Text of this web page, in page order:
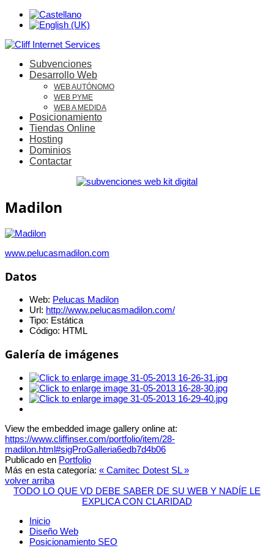
Subvenciones
Desarrollo Web
WEB AUTÓNOMO
WEB PYME
WEB A MEDIDA
Posicionamiento
Tiendas Online
Hosting
Dominios
Contactar
Madilon
www.pelucasmadilon.com
Datos
Web: Pelucas Madilon
Url: http://www.pelucasmadilon.com/
Tipo: Estática
Código: HTML
Galería de imágenes
View the embedded image gallery online at:
https://www.cliffinser.com/portfolio/item/28-
madilon.html#sigProGalleria6edb7d4b06
Publicado en Portfolio
Más en esta categoría: « Camitec Dotest SL »
volver arriba
TODO LO QUE VD DEBE SABER DE SU WEB Y NADÍE LE
EXPLICA CON CLARIDAD
Inicio
Diseño Web
Posicionamiento SEO